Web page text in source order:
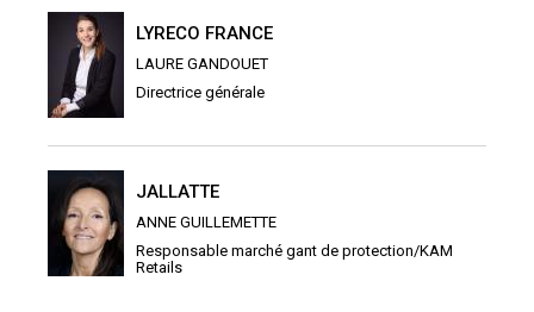
LYRECO FRANCE
LAURE GANDOUET
Directrice générale
JALLATTE
ANNE GUILLEMETTE
Responsable marché gant de protection/KAM
Retails